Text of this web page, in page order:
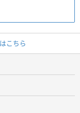
こちら